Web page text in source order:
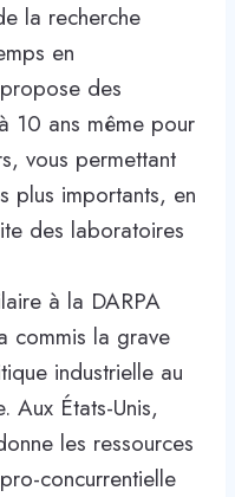
la recherche
en
des
10 ans même pour
vous permettant
plus importants, en
des laboratoires
à la DARPA
commis la grave
industrielle au
Aux États-Unis,
les ressources
concurrentielle